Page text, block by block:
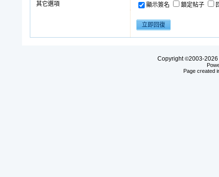
其它選項 顯示簽名 鎖定帖子
Copyright©2003-2026
Page created